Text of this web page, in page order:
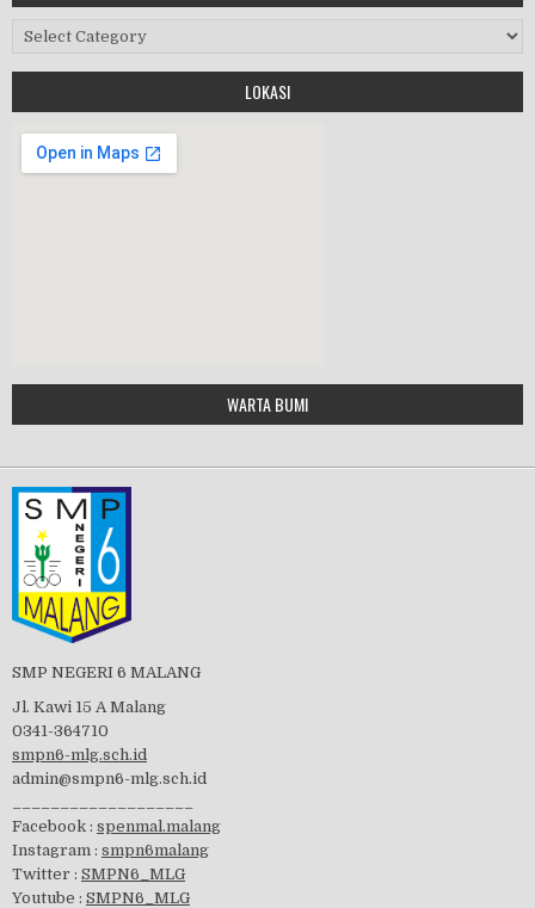
HALAL BIHALAL
Tes Matrikulasi 2019
visitasi PPK 2019
Kategori
LOKASI
Google Maps Generator by
embedgooglemap.net
WARTA BUMI
SMP NEGERI 6 MALANG
Jl. Kawi 15 A Malang
0341-364710
smpn6-mlg.sch.id
admin@smpn6-mlg.sch.id
Facebook : spenmal.malang
Instagram : smpn6malang
Twitter : SMPN6_MLG
Youtube : SMPN6_MLG